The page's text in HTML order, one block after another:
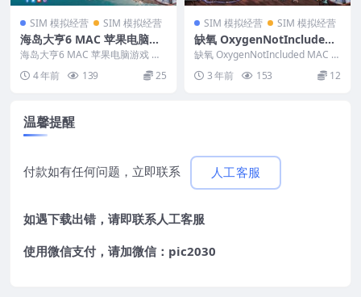
SIM 模拟经营 SIM 模拟经营
海岛大亨6 MAC 苹果电脑游
戏 原生版 支援10.14 10.15 1
1 12 13 适用于APPLE CPU
海岛大亨6 MAC 苹果电脑游戏 原
生版 支援10.14 10.15 11 12...
4 年前 139 25
SIM 模拟经营 SIM 模拟经营
缺氧 OxygenNotIncluded
MAC 苹果电脑游戏 原生中文
版 支持12 13 14
缺氧 OxygenNotIncluded MAC 苹
果电脑游戏 原生中文版 支持...
3 年前 153 12
温馨提醒
付款如有任何问题，立即联系 人工客服
如遇下载出错，请即联系人工客服
使用微信支付，请加微信：pic2030